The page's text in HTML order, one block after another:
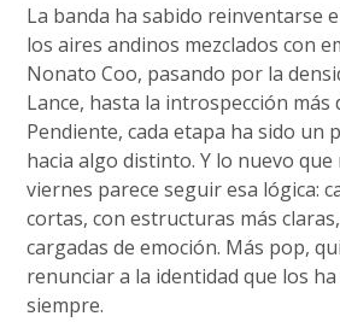
La banda ha sabido reinventarse
los aires andinos mezclados con
Nonato Coo, pasando por la
Lance, hasta la introspección más
Pendiente, cada etapa ha sido un
hacia algo distinto. Y lo nuevo
viernes parece seguir esa lógica:
cortas, con estructuras más
cargadas de emoción. Más pop,
renunciar a la identidad que los
siempre.